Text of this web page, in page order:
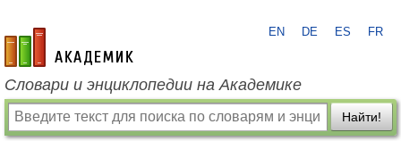
academic.ru
EN DE ES FR
Словари и энциклопедии на Академике
Найти!